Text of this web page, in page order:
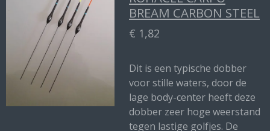
BREAM CARBON STEEL
€ 1,82
Dit is een typische dobber
voor stille waters, door de
lage body-center heeft deze
dobber zeer hoge weerstand
tegen lastige golfjes. De